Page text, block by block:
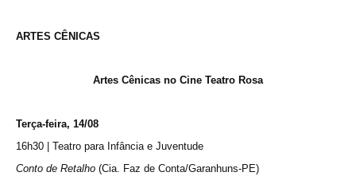
ARTES CÊNICAS
Artes Cênicas no Cine Teatro Rosa
Terça-feira, 14/08
16h30 | Teatro para Infância e Juventude
Conto de Retalho (Cia. Faz de Conta/Garanhuns-PE)